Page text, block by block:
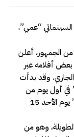
“عمي”.
الجمهور، أعلن
أفلامه عبر
وقد بدأت
في أول يوم من
رمضان، تبعها الإعلان عن تعميم فيلمه “عمي” يوم الأحد 15
وهو من